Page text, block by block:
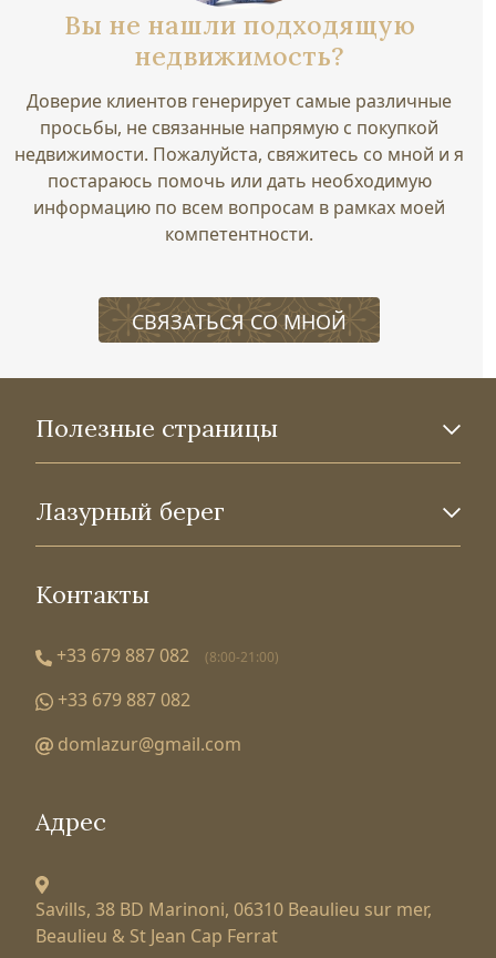
Вы не нашли подходящую
недвижимость?
Доверие клиентов генерирует самые различные
просьбы, не связанные напрямую с покупкой
недвижимости. Пожалуйста, свяжитесь со мной и я
постараюсь помочь или дать необходимую
информацию по всем вопросам в рамках моей
компетентности.
СВЯЗАТЬСЯ СО МНОЙ
Полезные страницы
Лазурный берег
Контакты
+33 679 887 082 (8:00-21:00)
+33 679 887 082
domlazur@gmail.com
Адрес
Savills, 38 BD Marinoni, 06310 Beaulieu sur mer,
Beaulieu & St Jean Cap Ferrat